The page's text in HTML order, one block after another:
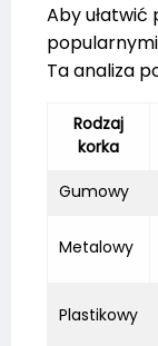
Aby
Ta analiza
Rodzaj
korka
Gumowy
Metalowy
Plastikowy